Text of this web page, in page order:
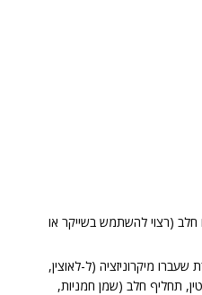
של אבקה עם 170 עד 350 מ"ל של מים או חלב (רצוי להשתמש בשייקר או
מיקרוניזציה (ל-לאוצין,
תחליף חלב (שמן חמניות,